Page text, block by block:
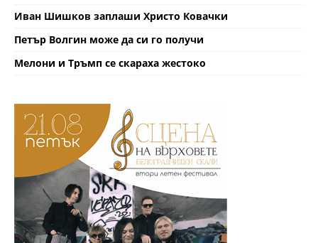
Иван Шишков заплаши Христо Ковачки
Петър Волгин може да си го получи
Мелони и Тръмп се скараха жестоко